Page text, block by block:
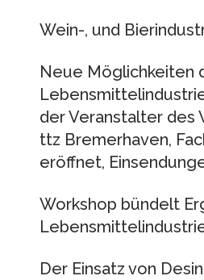
Wein-, und
Neue Möglichkeiten
der Veranstalter des
ttz Bremerhaven,
eröffnet,
Workshop bündelt
Der Einsatz von